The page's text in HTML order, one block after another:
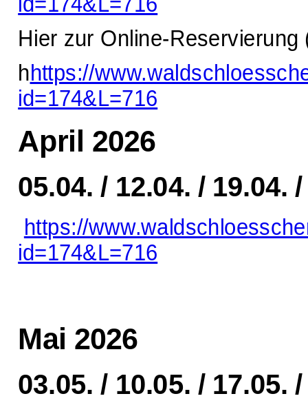
Hier zur Online-
hhttps://
id=174&L=716
April 2026
05.04. / 12.04. / 19.04.
https://
id=174&L=716
Mai 2026
03.05. / 10.05. / 17.05.